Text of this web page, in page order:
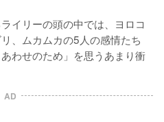
イリーの頭の中では、ヨロコ
、ムカムカの5人の感情たち
わせのため」を思うあまり衝
AD